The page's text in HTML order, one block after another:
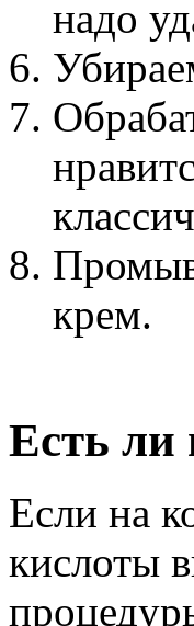
надо
крем.
Есть ли
Если на
кислоты